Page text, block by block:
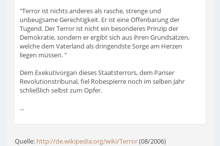
"Terror ist nichts anderes als rasche, strenge und
unbeugsame Gerechtigkeit. Er ist eine Offenbarung der
Tugend. Der Terror ist nicht ein besonderes Prinzip der
Demokratie, sondern er ergibt sich aus ihren Grundsätzen,
welche dem Vaterland als dringendste Sorge am Herzen
liegen müssen. "
Dem Exekutivorgan dieses Staatsterrors, dem Pariser
Revolutionstribunal, fiel Robespierre noch im selben Jahr
schließlich selbst zum Opfer.
...
Quelle: http://de.wikipedia.org/wiki/Terror(08/2006)